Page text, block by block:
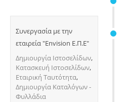
Συνεργασία με την
εταιρεία "Envision Ε.Π.Ε"
Δημιουργία Ιστοσελίδων,
Κατασκευή Ιστοσελίδων,
Εταιρική Ταυτότητα,
Δημιουργία Καταλόγων -
Φυλλάδια